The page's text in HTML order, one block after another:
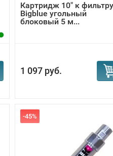
Картридж 10" к фильтру
Bigblue угольный
блоковый 5 м...
1 097 руб.
-45%